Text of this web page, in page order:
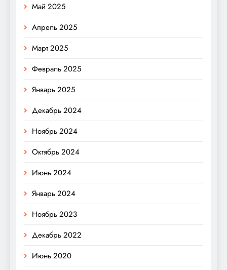
Май 2025
Апрель 2025
Март 2025
Февраль 2025
Январь 2025
Декабрь 2024
Ноябрь 2024
Октябрь 2024
Июнь 2024
Январь 2024
Ноябрь 2023
Декабрь 2022
Июнь 2020